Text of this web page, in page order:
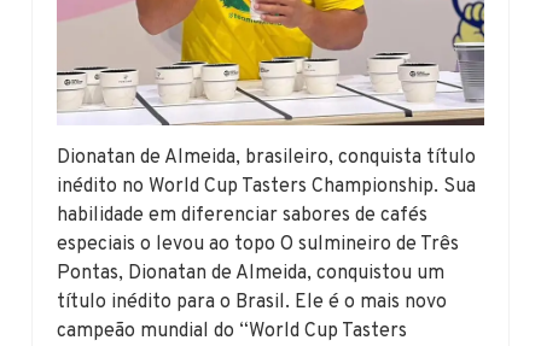
Dionatan de Almeida, brasileiro, conquista título
inédito no World Cup Tasters Championship. Sua
habilidade em diferenciar sabores de cafés
especiais o levou ao topo O sulmineiro de Três
Pontas, Dionatan de Almeida, conquistou um
título inédito para o Brasil. Ele é o mais novo
campeão mundial do “World Cup Tasters